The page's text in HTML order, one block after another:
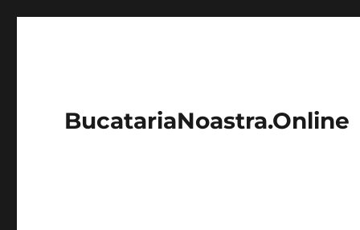
BucatariaNoastra.Online